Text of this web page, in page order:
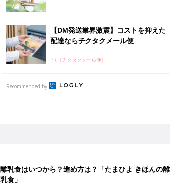
【DM発送業界激震】コストを抑えた
配達ならチクタクメール便
PR（チクタクメール便）
Recommended by
離乳食はいつから？進め方は？「たまひよ きほんの離
乳食」